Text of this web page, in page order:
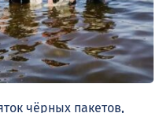
чёрных пакетов,